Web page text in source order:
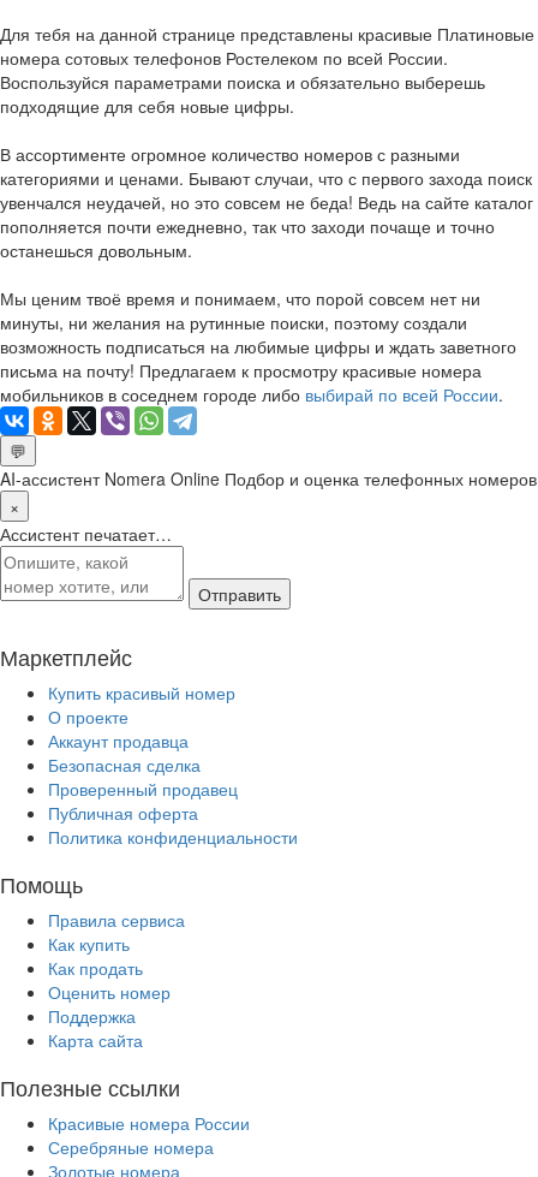
Для тебя на данной странице представлены красивые Платиновые
номера сотовых телефонов Ростелеком по всей России.
Воспользуйся параметрами поиска и обязательно выберешь
подходящие для себя новые цифры.
В ассортименте огромное количество номеров с разными
категориями и ценами. Бывают случаи, что с первого захода поиск
увенчался неудачей, но это совсем не беда! Ведь на сайте каталог
пополняется почти ежедневно, так что заходи почаще и точно
останешься довольным.
Мы ценим твоё время и понимаем, что порой совсем нет ни
минуты, ни желания на рутинные поиски, поэтому создали
возможность подписаться на любимые цифры и ждать заветного
письма на почту! Предлагаем к просмотру красивые номера
мобильников в соседнем городе либо выбирай по всей России.
💬
AI-ассистент Nomera Online Подбор и оценка телефонных номеров
×
Ассистент печатает…
Отправить
Маркетплейс
Купить красивый номер
О проекте
Аккаунт продавца
Безопасная сделка
Проверенный продавец
Публичная оферта
Политика конфиденциальности
Помощь
Правила сервиса
Как купить
Как продать
Оценить номер
Поддержка
Карта сайта
Полезные ссылки
Красивые номера России
Серебряные номера
Золотые номера